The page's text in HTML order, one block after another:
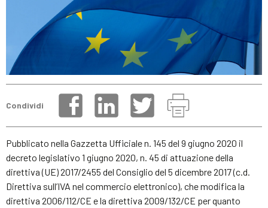
Condividi
Pubblicato nella Gazzetta Ufficiale n. 145 del 9 giugno 2020 il
decreto legislativo 1 giugno 2020, n. 45 di attuazione della
direttiva (UE) 2017/2455 del Consiglio del 5 dicembre 2017 (c.d.
Direttiva sull’IVA nel commercio elettronico), che modifica la
direttiva 2006/112/CE e la direttiva 2009/132/CE per quanto